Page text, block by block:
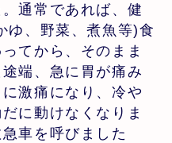
通常であれば、健
ゆ、野菜、煮魚等)食
てから、そのまま
端、急に胃が痛み
激痛になり、冷や
に動けなくなりま
車を呼びました